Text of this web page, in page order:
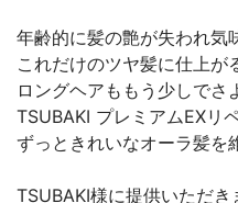
年齢的に髪の艶が失われ気
これだけのツヤ髪に仕上が
ロングヘアももう少しでさ
TSUBAKI プレミアムEXリ
ずっときれいなオーラ髪を
TSUBAKI様に提供いただき